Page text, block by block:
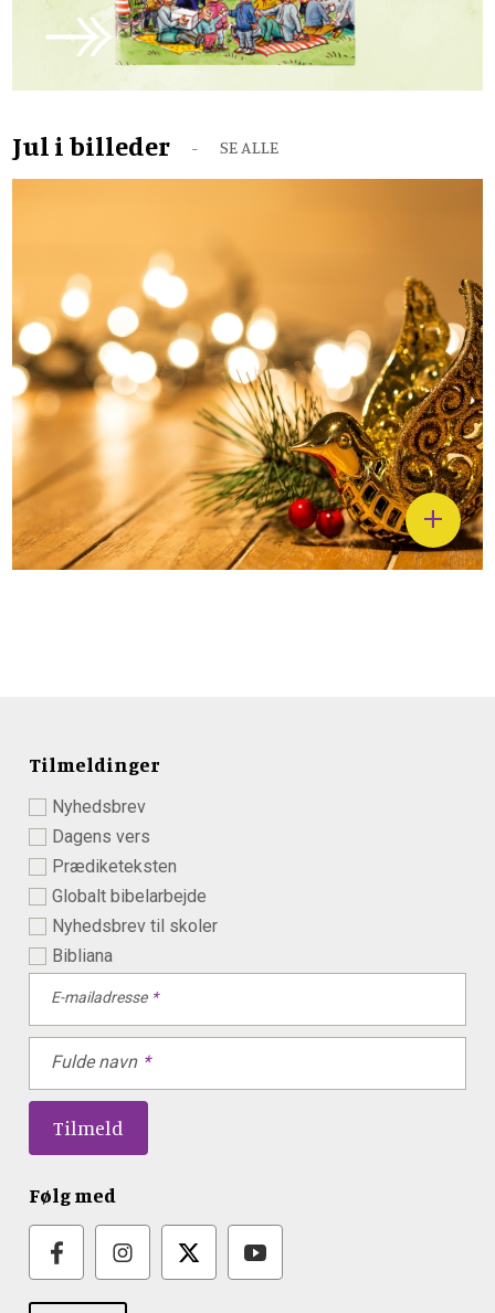
Jul i billeder SE ALLE
Tilmeldinger
Nyhedsbrev
Dagens vers
Prædiketeksten
Globalt bibelarbejde
Nyhedsbrev til skoler
Bibliana
E-mailadresse
Fulde navn
Følg med